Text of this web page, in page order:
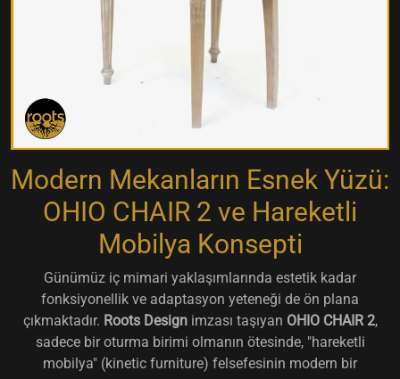
Modern Mekanların Esnek Yüzü:
OHIO CHAIR 2 ve Hareketli
Mobilya Konsepti
Günümüz iç mimari yaklaşımlarında estetik kadar
fonksiyonellik ve adaptasyon yeteneği de ön plana
çıkmaktadır. Roots Designimzası taşıyan OHIO CHAIR 2,
sadece bir oturma birimi olmanın ötesinde, "hareketli
mobilya" (kinetic furniture) felsefesinin modern bir